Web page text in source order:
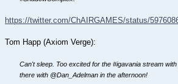
https://twitter.com/ChAIRGAMES/status/
Tom Happ (Axiom Verge):
Can't sleep. Too excited for the #igavania stream
there with @Dan_Adelman in the afternoon!